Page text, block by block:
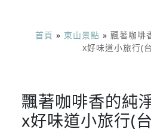
首頁 » 東山景點 » 飄著咖啡
x好味道小旅行(
飄著咖啡香的純
x好味道小旅行(